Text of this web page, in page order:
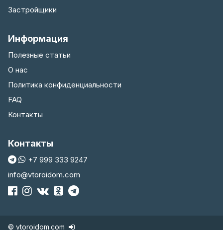
Застройщики
Информация
Полезные статьи
О нас
Политика конфиденциальности
FAQ
Контакты
Контакты
+7 999 333 9247
info@vtoroidom.com
© vtoroidom.com